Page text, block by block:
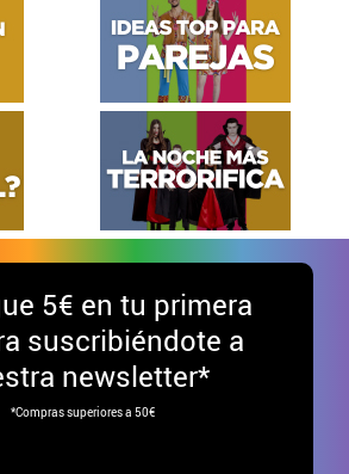
5€ en tu primera
suscribiéndote a
newsletter*
*Compras superiores a 50€